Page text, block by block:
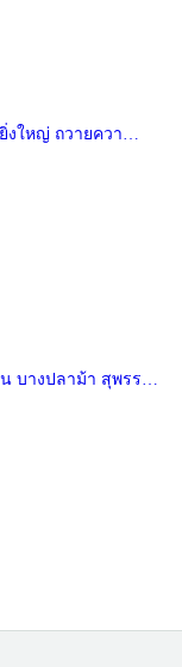
งใหญ่ ถวายควา…
บางปลาม้า สุพรร…